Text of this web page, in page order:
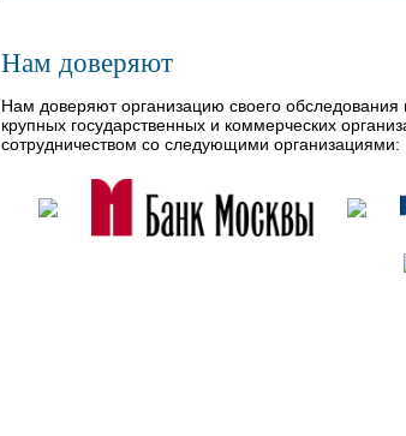
Нам доверяют
Нам доверяют организацию своего
крупных государственных и коммерческих
сотрудничеством со следующими организациями: